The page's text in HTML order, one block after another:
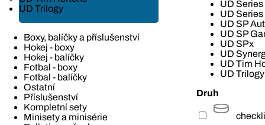
UD Trilogy
Boxy, balíčky a příslušenství
Hokej - boxy
Hokej - balíčky
Fotbal - boxy
Fotbal - balíčky
Ostatní
Příslušenství
Kompletní sety
Minisety a minisérie
UD Series
UD Series
UD SP
UD SP
UD SPx
UD
UD Tim
UD Trilogy
Druh